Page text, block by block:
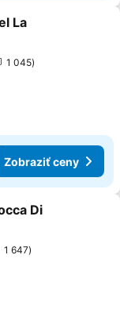
La
1 045
Zobraziť ceny
Di
1 647